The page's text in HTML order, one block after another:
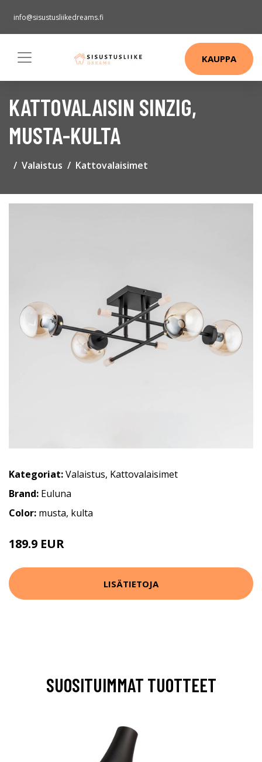
info@sisustusliikedreams.fi
KAUPPA
KATTOVALAISIN SINZIG,
MUSTA-KULTA
Valaistus Kattovalaisimet
Kategoriat:Valaistus, Kattovalaisimet
Brand: Euluna
Color: musta, kulta
189.9 EUR
LISÄTIETOJA
SUOSITUIMMAT TUOTTEET